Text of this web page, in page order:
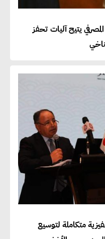
المصرفي يتيح آليات تحفز
متكاملة لتوسيع